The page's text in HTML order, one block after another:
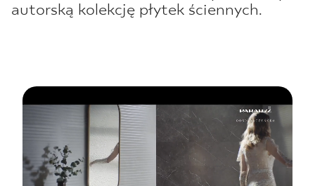
autorską kolekcję płytek ściennych.